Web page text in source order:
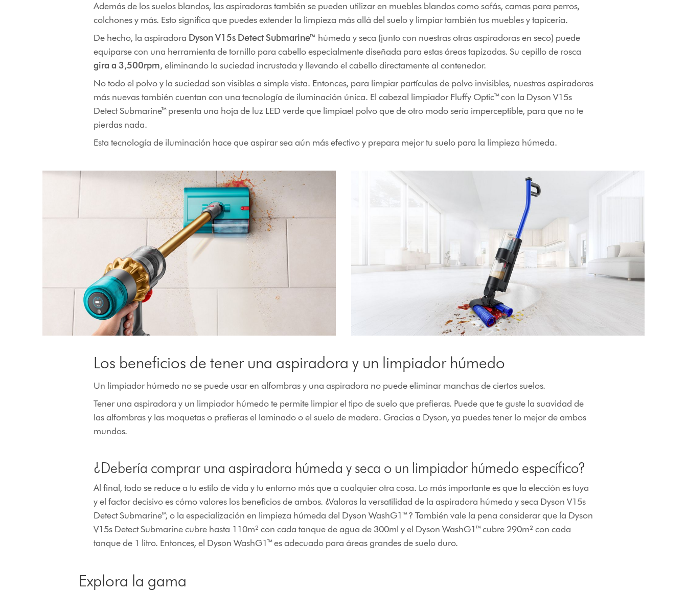
Además de los suelos blandos, las aspiradoras también se pueden utilizar en muebles blandos como sofás, camas para perros,
colchones y más. Esto significa que puedes extender la limpieza más allá del suelo y limpiar también tus muebles y tapicería.
De hecho, la aspiradora Dyson V15s Detect Submarine™ húmeda y seca (junto con nuestras otras aspiradoras en seco) puede
equiparse con una herramienta de tornillo para cabello especialmente diseñada para estas áreas tapizadas. Su cepillo de rosca
gira a 3,500rpm, eliminando la suciedad incrustada y llevando el cabello directamente al contenedor.
No todo el polvo y la suciedad son visibles a simple vista. Entonces, para limpiar partículas de polvo invisibles, nuestras aspiradoras
más nuevas también cuentan con una tecnología de iluminación única. El cabezal limpiador Fluffy Optic™ con la Dyson V15s
Detect Submarine™ presenta una hoja de luz LED verde que limpiael polvo que de otro modo sería imperceptible, para que no te
pierdas nada.
Esta tecnología de iluminación hace que aspirar sea aún más efectivo y prepara mejor tu suelo para la limpieza húmeda.
Los beneficios de tener una aspiradora y un limpiador húmedo
Un limpiador húmedo no se puede usar en alfombras y una aspiradora no puede eliminar manchas de ciertos suelos.
Tener una aspiradora y un limpiador húmedo te permite limpiar el tipo de suelo que prefieras. Puede que te guste la suavidad de
las alfombras y las moquetas o prefieras el laminado o el suelo de madera. Gracias a Dyson, ya puedes tener lo mejor de ambos
mundos.
¿Debería comprar una aspiradora húmeda y seca o un limpiador húmedo específico?
Al final, todo se reduce a tu estilo de vida y tu entorno más que a cualquier otra cosa. Lo más importante es que la elección es tuya
y el factor decisivo es cómo valores los beneficios de ambos. ¿Valoras la versatilidad de la aspiradora húmeda y seca Dyson V15s
Detect Submarine™, o la especialización en limpieza húmeda del Dyson WashG1™? También vale la pena considerar que la Dyson
V15s Detect Submarine cubre hasta 110m² con cada tanque de agua de 300ml y el Dyson WashG1™ cubre 290m² con cada
tanque de 1 litro. Entonces, el Dyson WashG1™ es adecuado para áreas grandes de suelo duro.
Explora la gama